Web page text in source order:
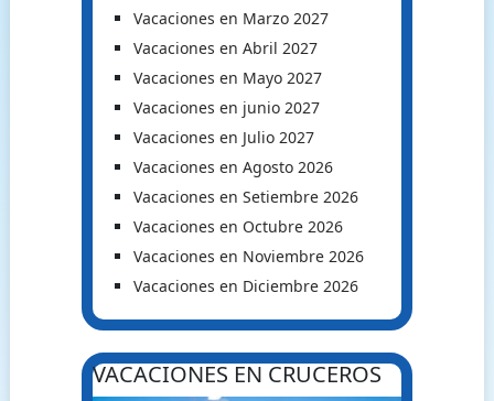
Vacaciones en Marzo 2027
Vacaciones en Abril 2027
Vacaciones en Mayo 2027
Vacaciones en junio 2027
Vacaciones en Julio 2027
Vacaciones en Agosto 2026
Vacaciones en Setiembre 2026
Vacaciones en Octubre 2026
Vacaciones en Noviembre 2026
Vacaciones en Diciembre 2026
VACACIONES EN CRUCEROS